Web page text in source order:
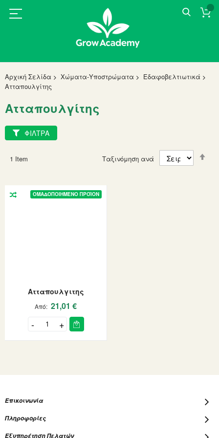
Αρχική Σελίδα Χώματα-Υποστρώματα
Εδαφοβελτιωτικά
Ατταπουλγίτης
Ατταπουλγίτης
1 Item Ταξινόμηση ανά
ΟΜΑΔΟΠΟΙΗΜΈΝΟ ΠΡΟΪΌΝ
Ατταπουλγιτης
Από 21,01 €
ΦΙΛΤΡΑ
Επικοινωνία
Πληροφορίες
Εξυπηρέτηση Πελατών